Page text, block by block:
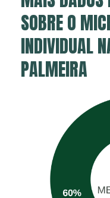
SOBRE O
INDIVIDUAL
PALMEIRA